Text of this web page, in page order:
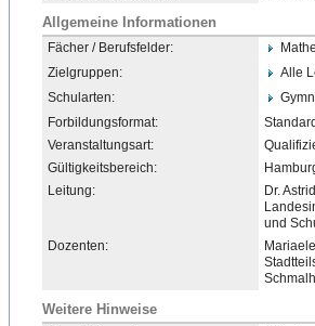
Allgemeine Informationen
Fächer / Berufsfelder:
Zielgruppen:
Alle
Schularten:
Forbildungsformat:
Standard
Veranstaltungsart:
Gültigkeitsbereich:
Leitung:
Dr.
und
Dozenten:
Weitere Hinweise